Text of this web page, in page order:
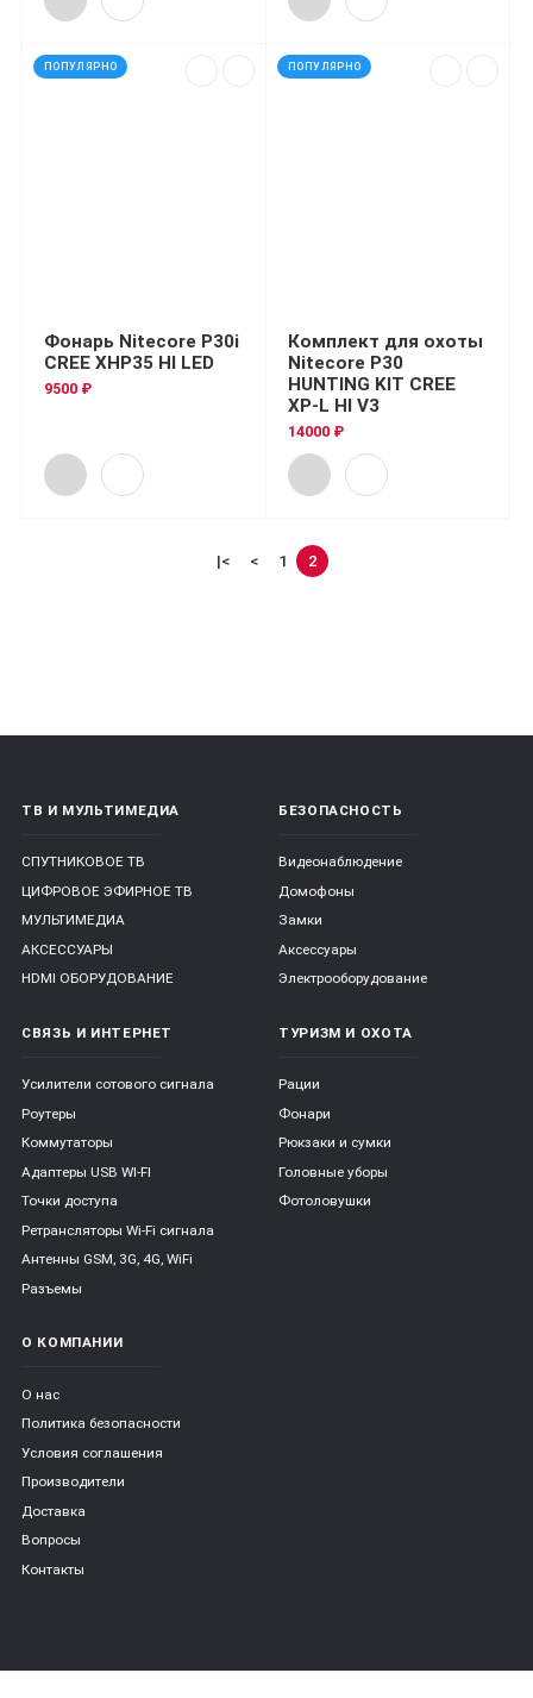
ПОПУЛЯРНО
Фонарь Nitecore P30i
CREE XHP35 HI LED
9500 ₽
ПОПУЛЯРНО
Комплект для охоты
Nitecore P30
HUNTING KIT CREE
XP-L HI V3
14000 ₽
|< < 1 2
ТВ И МУЛЬТИМЕДИА
СПУТНИКОВОЕ ТВ
ЦИФРОВОЕ ЭФИРНОЕ ТВ
МУЛЬТИМЕДИА
АКСЕССУАРЫ
HDMI ОБОРУДОВАНИЕ
БЕЗОПАСНОСТЬ
Видеонаблюдение
Домофоны
Замки
Аксессуары
Электрооборудование
СВЯЗЬ И ИНТЕРНЕТ
Усилители сотового сигнала
Роутеры
Коммутаторы
Адаптеры USB WI-FI
Точки доступа
Ретрансляторы Wi-Fi сигнала
Антенны GSM, 3G, 4G, WiFi
Разъемы
ТУРИЗМ И ОХОТА
Рации
Фонари
Рюкзаки и сумки
Головные уборы
Фотоловушки
О КОМПАНИИ
О нас
Политика безопасности
Условия соглашения
Производители
Доставка
Вопросы
Контакты